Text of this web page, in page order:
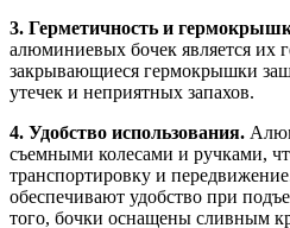
3. Герметичность и
алюминиевых бочек является их
закрывающиеся гермокрышки
утечек и неприятных запахов.
4. Удобство использования.
съемными колесами и ручками,
транспортировку и
обеспечивают удобство при
того, бочки оснащены сливным